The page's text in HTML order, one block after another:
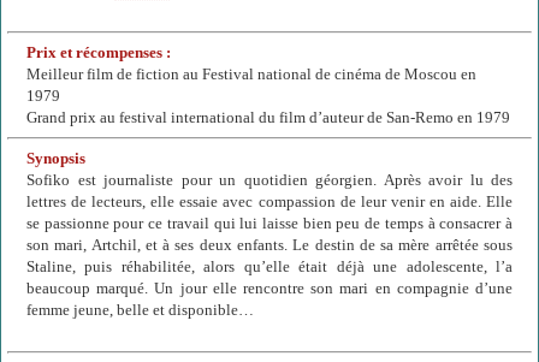
Prix et récompenses :
Meilleur film de fiction au Festival national de cinéma de Moscou en
1979
Grand prix au festival international du film d’auteur de San-Remo en 1979
Synopsis
Sofiko est journaliste pour un quotidien géorgien. Après avoir lu des
lettres de lecteurs, elle essaie avec compassion de leur venir en aide. Elle
se passionne pour ce travail qui lui laisse bien peu de temps à consacrer à
son mari, Artchil, et à ses deux enfants. Le destin de sa mère arrêtée sous
Staline, puis réhabilitée, alors qu’elle était déjà une adolescente, l’a
beaucoup marqué. Un jour elle rencontre son mari en compagnie d’une
femme jeune, belle et disponible…